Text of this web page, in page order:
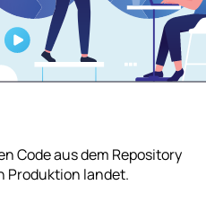
Code aus dem Repository
Produktion landet.